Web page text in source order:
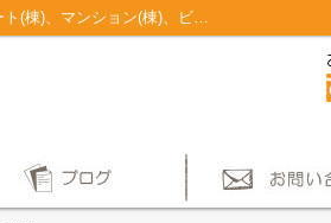
名古屋市東区筒井のマンション、戸建、土地、投資マンション、アパート(棟)、マンション(棟)、ビル、戸建、店舗事務所、その他、土地一覧｜仲介手数料無料！名古屋市で新築戸建てを探すならAplace